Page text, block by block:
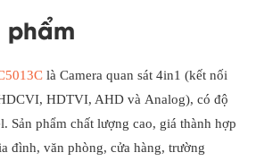
phẩm
là Camera quan sát 4in1 (kết nối
HDTVI, AHD và Analog), có độ
Sản phẩm chất lượng cao, giá thành hợp
đình, văn phòng, cửa hàng, trường